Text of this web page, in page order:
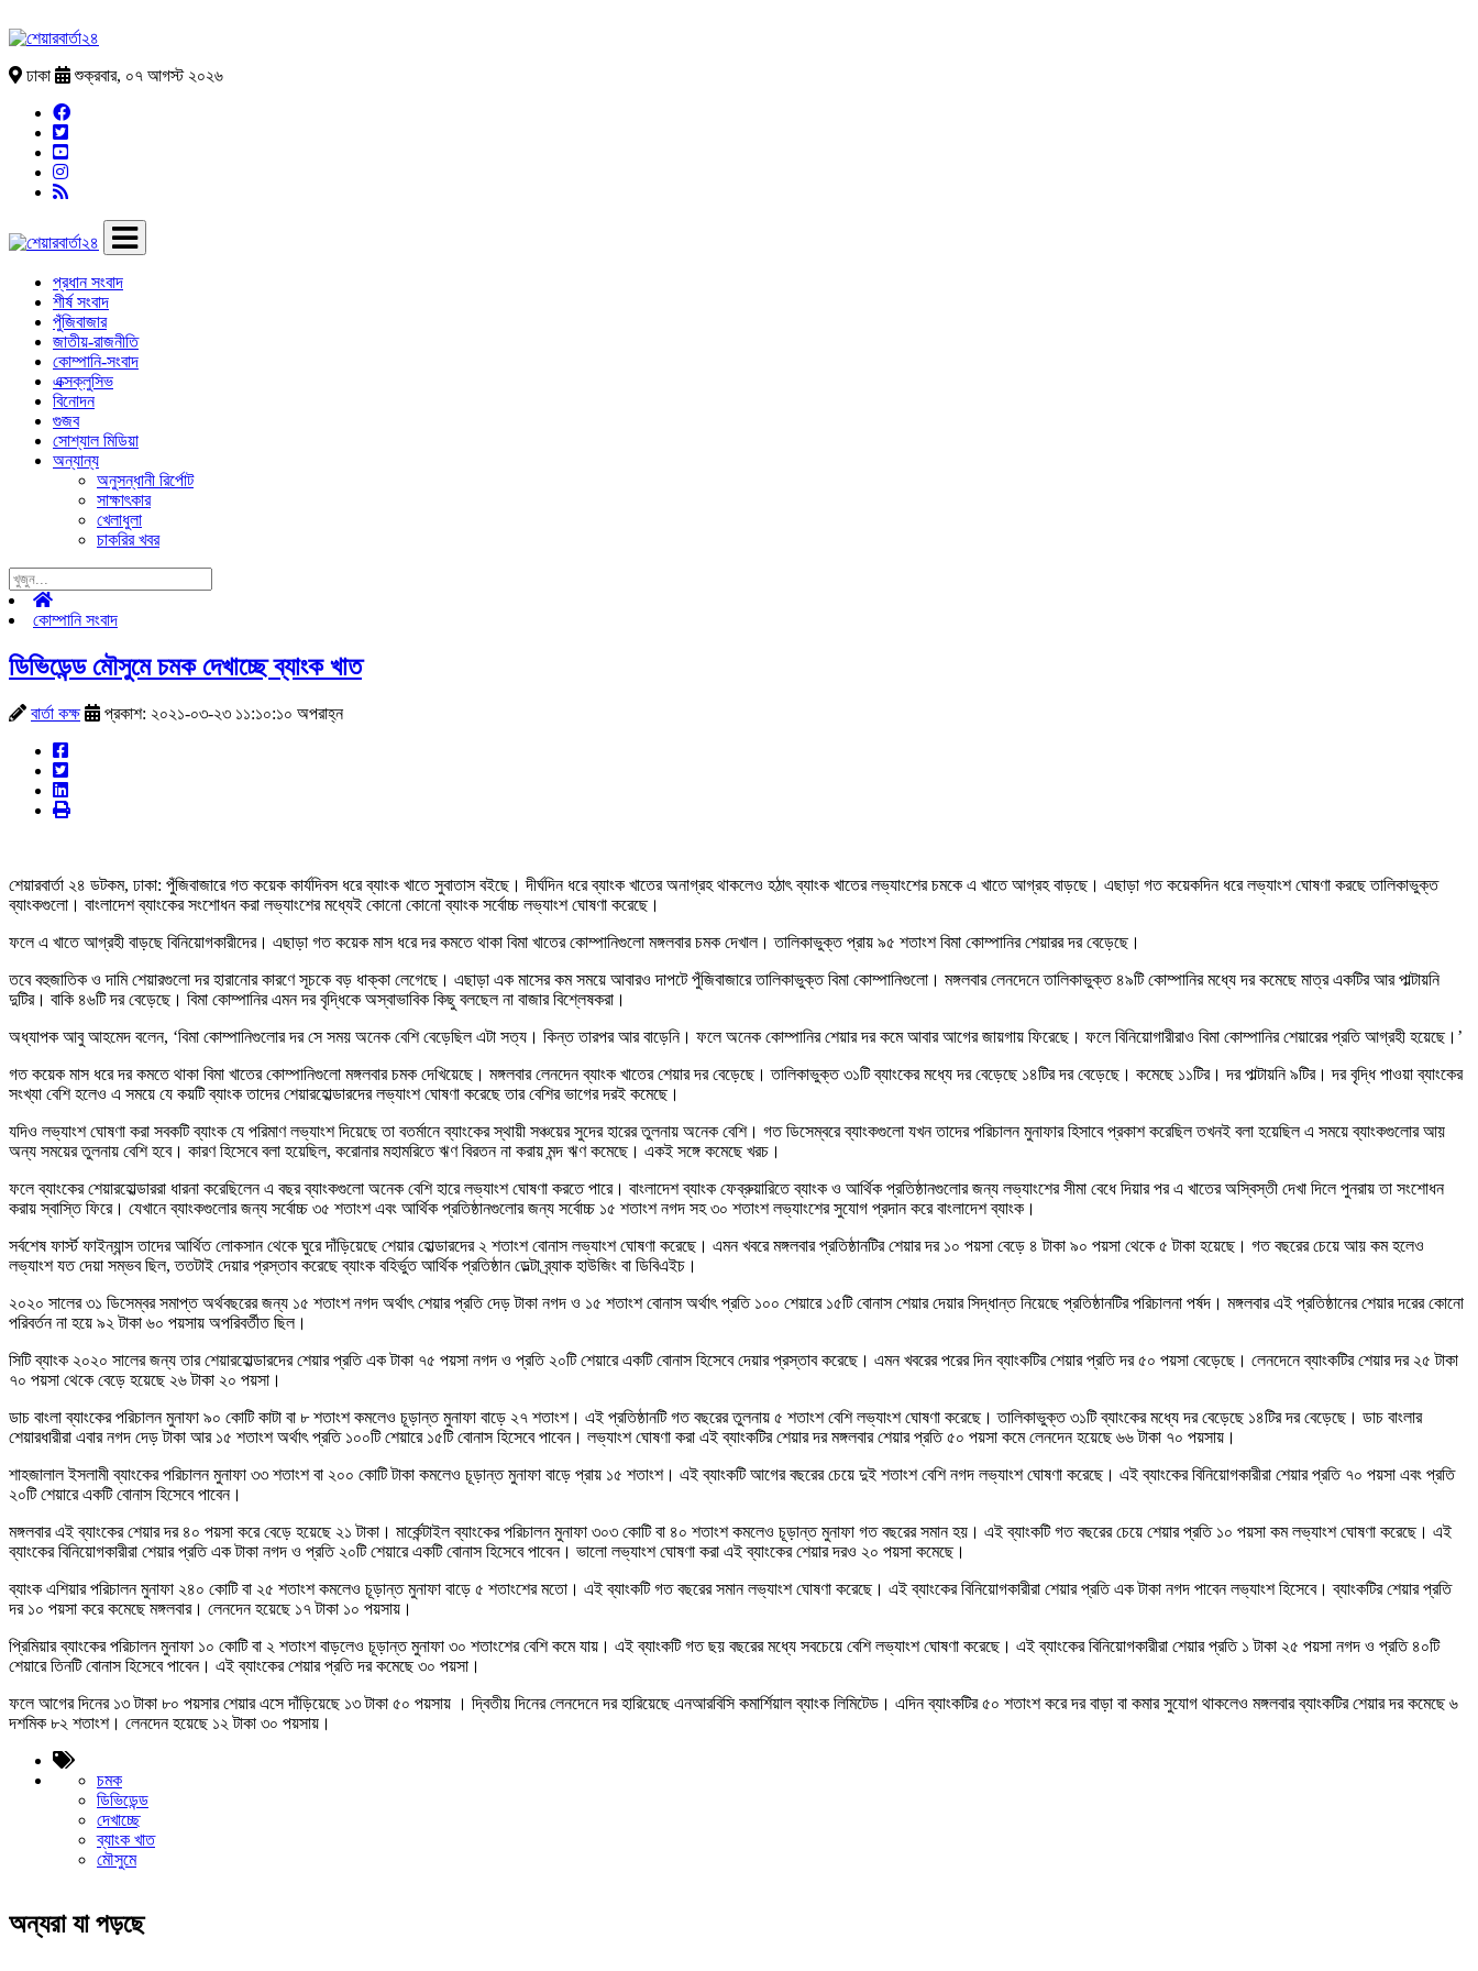
ঢাকা শুক্রবার, ০৭ আগস্ট ২০২৬
প্রধান সংবাদ
শীর্ষ সংবাদ
পুঁজিবাজার
জাতীয়-রাজনীতি
কোম্পানি-সংবাদ
এক্সক্লুসিভ
বিনোদন
গুজব
সোশ্যাল মিডিয়া
অন্যান্য
অনুসন্ধানী রির্পোট
সাক্ষাৎকার
খেলাধুলা
চাকরির খবর
কোম্পানি সংবাদ
ডিভিডেন্ড মৌসুমে চমক দেখাচ্ছে ব্যাংক খাত
বার্তা কক্ষ প্রকাশ: ২০২১-০৩-২৩ ১১:১০:১০ অপরাহ্ন
শেয়ারবার্তা ২৪ ডটকম, ঢাকা: পুঁজিবাজারে গত কয়েক কার্যদিবস ধরে ব্যাংক খাতে সুবাতাস বইছে। দীর্ঘদিন ধরে ব্যাংক খাতের অনাগ্রহ থাকলেও হঠাৎ ব্যাংক খাতের লভ্যাংশের চমকে এ খাতে আগ্রহ বাড়ছে। এছাড়া গত কয়েকদিন ধরে লভ্যাংশ ঘোষণা করছে তালিকাভুক্ত
ব্যাংকগুলো। বাংলাদেশ ব্যাংকের সংশোধন করা লভ্যাংশের মধ্যেই কোনো কোনো ব্যাংক সর্বোচ্চ লভ্যাংশ ঘোষণা করেছে।
ফলে এ খাতে আগ্রহী বাড়ছে বিনিয়োগকারীদের। এছাড়া গত কয়েক মাস ধরে দর কমতে থাকা বিমা খাতের কোম্পানিগুলো মঙ্গলবার চমক দেখাল। তালিকাভুক্ত প্রায় ৯৫ শতাংশ বিমা কোম্পানির শেয়ারর দর বেড়েছে।
তবে বহুজাতিক ও দামি শেয়ারগুলো দর হারানোর কারণে সূচকে বড় ধাক্কা লেগেছে। এছাড়া এক মাসের কম সময়ে আবারও দাপটে পুঁজিবাজারে তালিকাভুক্ত বিমা কোম্পানিগুলো। মঙ্গলবার লেনদেনে তালিকাভুক্ত ৪৯টি কোম্পানির মধ্যে দর কমেছে মাত্র একটির আর পাল্টায়নি
দুটির। বাকি ৪৬টি দর বেড়েছে। বিমা কোম্পানির এমন দর বৃদ্ধিকে অস্বাভাবিক কিছু বলছেল না বাজার বিশ্লেষকরা।
অধ্যাপক আবু আহমেদ বলেন, ‘বিমা কোম্পানিগুলোর দর সে সময় অনেক বেশি বেড়েছিল এটা সত্য। কিন্ত তারপর আর বাড়েনি। ফলে অনেক কোম্পানির শেয়ার দর কমে আবার আগের জায়গায় ফিরেছে। ফলে বিনিয়োগারীরাও বিমা কোম্পানির শেয়ারের প্রতি আগ্রহী হয়েছে।’
গত কয়েক মাস ধরে দর কমতে থাকা বিমা খাতের কোম্পানিগুলো মঙ্গলবার চমক দেখিয়েছে। মঙ্গলবার লেনদেন ব্যাংক খাতের শেয়ার দর বেড়েছে। তালিকাভুক্ত ৩১টি ব্যাংকের মধ্যে দর বেড়েছে ১৪টির দর বেড়েছে। কমেছে ১১টির। দর পাল্টায়নি ৯টির। দর বৃদ্ধি পাওয়া ব্যাংকের
সংখ্যা বেশি হলেও এ সময়ে যে কয়টি ব্যাংক তাদের শেয়ারহোল্ডারদের লভ্যাংশ ঘোষণা করেছে তার বেশির ভাগের দরই কমেছে।
যদিও লভ্যাংশ ঘোষণা করা সবকটি ব্যাংক যে পরিমাণ লভ্যাংশ দিয়েছে তা বতর্মানে ব্যাংকের স্থায়ী সঞ্চয়ের সুদের হারের তুলনায় অনেক বেশি। গত ডিসেম্বরে ব্যাংকগুলো যখন তাদের পরিচালন মুনাফার হিসাবে প্রকাশ করেছিল তখনই বলা হয়েছিল এ সময়ে ব্যাংকগুলোর আয়
অন্য সময়ের তুলনায় বেশি হবে। কারণ হিসেবে বলা হয়েছিল, করোনার মহামরিতে ঋণ বিরতন না করায় মন্দ ঋণ কমেছে। একই সঙ্গে কমেছে খরচ।
ফলে ব্যাংকের শেয়ারহোল্ডাররা ধারনা করেছিলেন এ বছর ব্যাংকগুলো অনেক বেশি হারে লভ্যাংশ ঘোষণা করতে পারে। বাংলাদেশ ব্যাংক ফেব্রুয়ারিতে ব্যাংক ও আর্থিক প্রতিষ্ঠানগুলোর জন্য লভ্যাংশের সীমা বেধে দিয়ার পর এ খাতের অস্বিস্তী দেখা দিলে পুনরায় তা সংশোধন
করায় স্বাস্তি ফিরে। যেখানে ব্যাংকগুলোর জন্য সর্বোচ্চ ৩৫ শতাংশ এবং আর্থিক প্রতিষ্ঠানগুলোর জন্য সর্বোচ্চ ১৫ শতাংশ নগদ সহ ৩০ শতাংশ লভ্যাংশের সুযোগ প্রদান করে বাংলাদেশ ব্যাংক।
সর্বশেষ ফার্স্ট ফাইন্যান্স তাদের আর্থিত লোকসান থেকে ঘুরে দাঁড়িয়েছে শেয়ার হোল্ডারদের ২ শতাংশ বোনাস লভ্যাংশ ঘোষণা করেছে। এমন খবরে মঙ্গলবার প্রতিষ্ঠানটির শেয়ার দর ১০ পয়সা বেড়ে ৪ টাকা ৯০ পয়সা থেকে ৫ টাকা হয়েছে। গত বছরের চেয়ে আয় কম হলেও
লভ্যাংশ যত দেয়া সম্ভব ছিল, ততটাই দেয়ার প্রস্তাব করেছে ব্যাংক বহির্ভুত আর্থিক প্রতিষ্ঠান ডেল্টা ব্র্যাক হাউজিং বা ডিবিএইচ।
২০২০ সালের ৩১ ডিসেম্বর সমাপ্ত অর্থবছরের জন্য ১৫ শতাংশ নগদ অর্থাৎ শেয়ার প্রতি দেড় টাকা নগদ ও ১৫ শতাংশ বোনাস অর্থাৎ প্রতি ১০০ শেয়ারে ১৫টি বোনাস শেয়ার দেয়ার সিদ্ধান্ত নিয়েছে প্রতিষ্ঠানটির পরিচালনা পর্ষদ। মঙ্গলবার এই প্রতিষ্ঠানের শেয়ার দরের কোনো
পরিবর্তন না হয়ে ৯২ টাকা ৬০ পয়সায় অপরিবর্তীত ছিল।
সিটি ব্যাংক ২০২০ সালের জন্য তার শেয়ারহোল্ডারদের শেয়ার প্রতি এক টাকা ৭৫ পয়সা নগদ ও প্রতি ২০টি শেয়ারে একটি বোনাস হিসেবে দেয়ার প্রস্তাব করেছে। এমন খবরের পরের দিন ব্যাংকটির শেয়ার প্রতি দর ৫০ পয়সা বেড়েছে। লেনদেনে ব্যাংকটির শেয়ার দর ২৫ টাকা
৭০ পয়সা থেকে বেড়ে হয়েছে ২৬ টাকা ২০ পয়সা।
ডাচ বাংলা ব্যাংকের পরিচালন মুনাফা ৯০ কোটি কাটা বা ৮ শতাংশ কমলেও চূড়ান্ত মুনাফা বাড়ে ২৭ শতাংশ। এই প্রতিষ্ঠানটি গত বছরের তুলনায় ৫ শতাংশ বেশি লভ্যাংশ ঘোষণা করেছে। তালিকাভুক্ত ৩১টি ব্যাংকের মধ্যে দর বেড়েছে ১৪টির দর বেড়েছে। ডাচ বাংলার
শেয়ারধারীরা এবার নগদ দেড় টাকা আর ১৫ শতাংশ অর্থাৎ প্রতি ১০০টি শেয়ারে ১৫টি বোনাস হিসেবে পাবেন। লভ্যাংশ ঘোষণা করা এই ব্যাংকটির শেয়ার দর মঙ্গলবার শেয়ার প্রতি ৫০ পয়সা কমে লেনদেন হয়েছে ৬৬ টাকা ৭০ পয়সায়।
শাহজালাল ইসলামী ব্যাংকের পরিচালন মুনাফা ৩৩ শতাংশ বা ২০০ কোটি টাকা কমলেও চূড়ান্ত মুনাফা বাড়ে প্রায় ১৫ শতাংশ। এই ব্যাংকটি আগের বছরের চেয়ে দুই শতাংশ বেশি নগদ লভ্যাংশ ঘোষণা করেছে। এই ব্যাংকের বিনিয়োগকারীরা শেয়ার প্রতি ৭০ পয়সা এবং প্রতি
২০টি শেয়ারে একটি বোনাস হিসেবে পাবেন।
মঙ্গলবার এই ব্যাংকের শেয়ার দর ৪০ পয়সা করে বেড়ে হয়েছে ২১ টাকা। মার্কেন্টাইল ব্যাংকের পরিচালন মুনাফা ৩০৩ কোটি বা ৪০ শতাংশ কমলেও চূড়ান্ত মুনাফা গত বছরের সমান হয়। এই ব্যাংকটি গত বছরের চেয়ে শেয়ার প্রতি ১০ পয়সা কম লভ্যাংশ ঘোষণা করেছে। এই
ব্যাংকের বিনিয়োগকারীরা শেয়ার প্রতি এক টাকা নগদ ও প্রতি ২০টি শেয়ারে একটি বোনাস হিসেবে পাবেন। ভালো লভ্যাংশ ঘোষণা করা এই ব্যাংকের শেয়ার দরও ২০ পয়সা কমেছে।
ব্যাংক এশিয়ার পরিচালন মুনাফা ২৪০ কোটি বা ২৫ শতাংশ কমলেও চূড়ান্ত মুনাফা বাড়ে ৫ শতাংশের মতো। এই ব্যাংকটি গত বছরের সমান লভ্যাংশ ঘোষণা করেছে। এই ব্যাংকের বিনিয়োগকারীরা শেয়ার প্রতি এক টাকা নগদ পাবেন লভ্যাংশ হিসেবে। ব্যাংকটির শেয়ার প্রতি
দর ১০ পয়সা করে কমেছে মঙ্গলবার। লেনদেন হয়েছে ১৭ টাকা ১০ পয়সায়।
প্রিমিয়ার ব্যাংকের পরিচালন মুনাফা ১০ কোটি বা ২ শতাংশ বাড়লেও চূড়ান্ত মুনাফা ৩০ শতাংশের বেশি কমে যায়। এই ব্যাংকটি গত ছয় বছরের মধ্যে সবচেয়ে বেশি লভ্যাংশ ঘোষণা করেছে। এই ব্যাংকের বিনিয়োগকারীরা শেয়ার প্রতি ১ টাকা ২৫ পয়সা নগদ ও প্রতি ৪০টি
শেয়ারে তিনটি বোনাস হিসেবে পাবেন। এই ব্যাংকের শেয়ার প্রতি দর কমেছে ৩০ পয়সা।
ফলে আগের দিনের ১৩ টাকা ৮০ পয়সার শেয়ার এসে দাঁড়িয়েছে ১৩ টাকা ৫০ পয়সায় । দ্বিতীয় দিনের লেনদেনে দর হারিয়েছে এনআরবিসি কমার্শিয়াল ব্যাংক লিমিটেড। এদিন ব্যাংকটির ৫০ শতাংশ করে দর বাড়া বা কমার সুযোগ থাকলেও মঙ্গলবার ব্যাংকটির শেয়ার দর কমেছে ৬
দশমিক ৮২ শতাংশ। লেনদেন হয়েছে ১২ টাকা ৩০ পয়সায়।
চমক
ডিভিডেন্ড
দেখাচ্ছে
ব্যাংক খাত
মৌসুমে
অন্যরা যা পড়ছে